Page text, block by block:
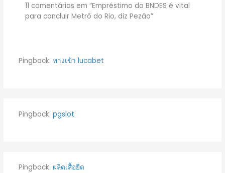
11 comentários em “Empréstimo do BNDES é vital
para concluir Metrô do Rio, diz Pezão”
Pingback: ทางเข้า lucabet
Pingback: pgslot
Pingback: ผลิตเสื้อยืด